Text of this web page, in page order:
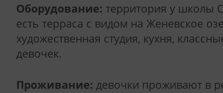
Оборудование: территория у школы
есть терраса с видом на Женевское
художественная студия, кухня,
девочек.
Проживание: девочки проживают в